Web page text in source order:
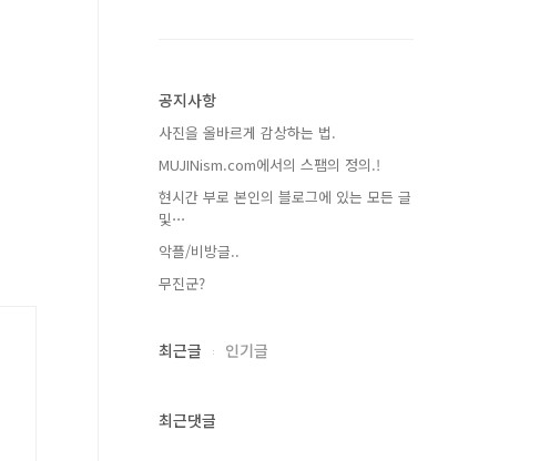
공지사항
사진을 올바르게 감상하는 법.
MUJINism.com에서의 스팸의 정의.!
현시간 부로 본인의 블로그에 있는 모든 글
및⋯
악플/비방글..
무진군?
최근글 인기글
최근댓글